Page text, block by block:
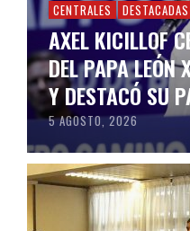
CENTRALES DESTACADAS
AXEL KICILLOF
DEL PAPA LEÓN
Y DESTACÓ SU
5 AGOSTO, 2026